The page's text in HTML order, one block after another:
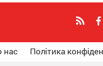
нас Політика